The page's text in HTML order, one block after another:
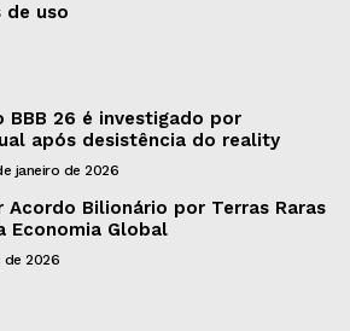
de uso
BBB 26 é investigado por
após desistência do reality
janeiro de 2026
Acordo Bilionário por Terras Raras
Economia Global
de 2026